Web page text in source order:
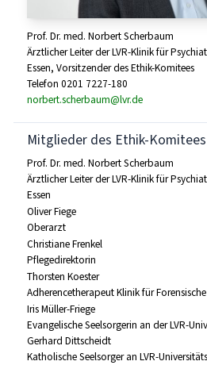
Prof. Dr. med. Norbert Scherbaum
Ärztlicher Leiter der LVR-Klinik für
Essen, Vorsitzender des Ethik-Komitees
Telefon 0201 7227-180
norbert.scherbaum@lvr.de
Mitglieder des Ethik-Komitees
Prof. Dr. med. Norbert Scherbaum
Ärztlicher Leiter der LVR-Klinik für
Essen
Oliver Fiege
Oberarzt
Christiane Frenkel
Pflegedirektorin
Thorsten Koester
Adherencetherapeut Klinik für
Iris Müller-Friege
Evangelische Seelsorgerin an der LVR-
Gerhard Dittscheidt
Katholische Seelsorger an LVR-